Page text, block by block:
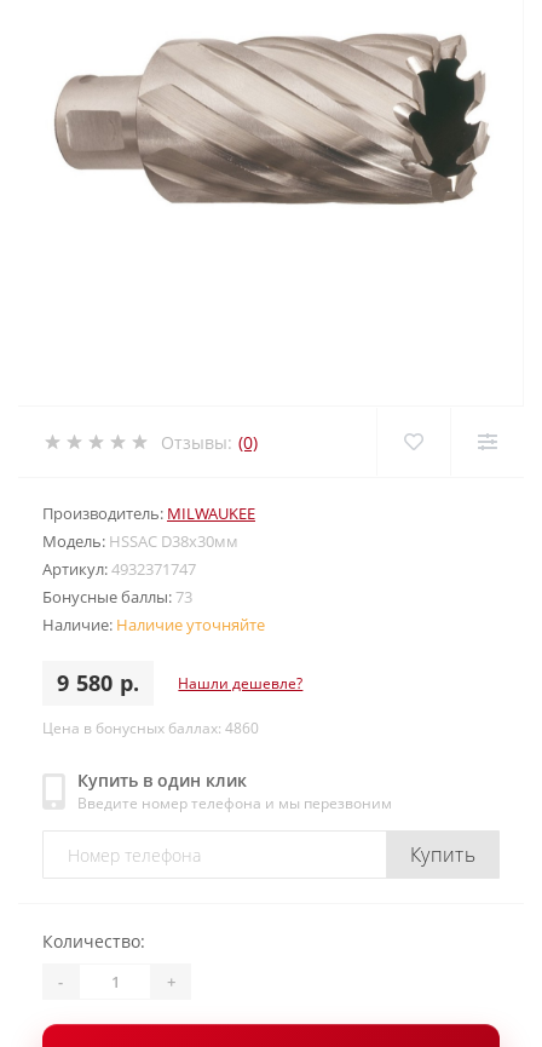
Отзывы: (0)
Производитель: MILWAUKEE
Модель: HSSAC D38х30мм
Артикул:4932371747
Бонусные баллы:73
Наличие: Наличие уточняйте
9 580 р. Нашли дешевле?
Цена в бонусных баллах: 4860
Купить в один клик
Введите номер телефона и мы перезвоним
Купить
Количество:
- +